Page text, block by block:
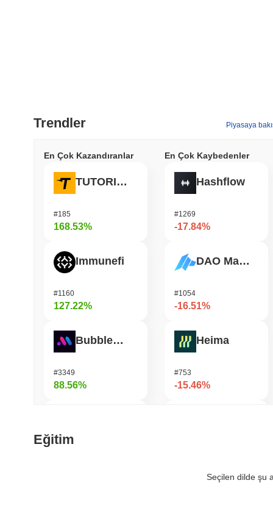
Trendler Piyasaya
En Çok Kazandıranlar
TUTORIAL
#185
168.53%
Immunefi
#1160
127.22%
Bubblemaps
#3349
88.56%
En Çok Kaybedenler
Hashflow
#1269
-17.84%
DAO Maker Token
#1054
-16.51%
Heima
#753
-15.46%
Eğitim
Seçilen dilde şu